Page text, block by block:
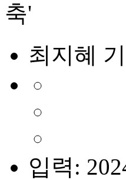
축'
최지혜
입력: